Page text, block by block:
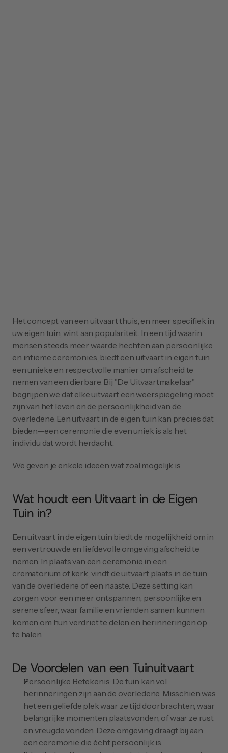
Het concept van een uitvaart thuis, en meer specifiek in
uw eigen tuin, wint aan populariteit. In een tijd waarin
mensen steeds meer waarde hechten aan persoonlijke
en intieme ceremonies, biedt een uitvaart in eigen tuin
een unieke en respectvolle manier om afscheid te
nemen van een dierbare. Bij "De Uitvaartmakelaar"
begrijpen we dat elke uitvaart een weerspiegeling moet
zijn van het leven en de persoonlijkheid van de
overledene. Een uitvaart in de eigen tuin kan precies dat
bieden—een ceremonie die even uniek is als het
individu dat wordt herdacht.
We geven je enkele ideeën wat zoal mogelijk is
Wat houdt een Uitvaart in de Eigen
Tuin in?
Een uitvaart in de eigen tuin biedt de mogelijkheid om in
een vertrouwde en liefdevolle omgeving afscheid te
nemen. In plaats van een ceremonie in een
crematorium of kerk, vindt de uitvaart plaats in de tuin
van de overledene of een naaste. Deze setting kan
zorgen voor een meer ontspannen, persoonlijke en
serene sfeer, waar familie en vrienden samen kunnen
komen om hun verdriet te delen en herinneringen op
te halen.
De Voordelen van een Tuinuitvaart
Persoonlijke Betekenis: De tuin kan vol
herinneringen zijn aan de overledene. Misschien was
het een geliefde plek waar ze tijd doorbrachten, waar
belangrijke momenten plaatsvonden, of waar ze rust
en vreugde vonden. Deze omgeving draagt bij aan
een ceremonie die écht persoonlijk is.